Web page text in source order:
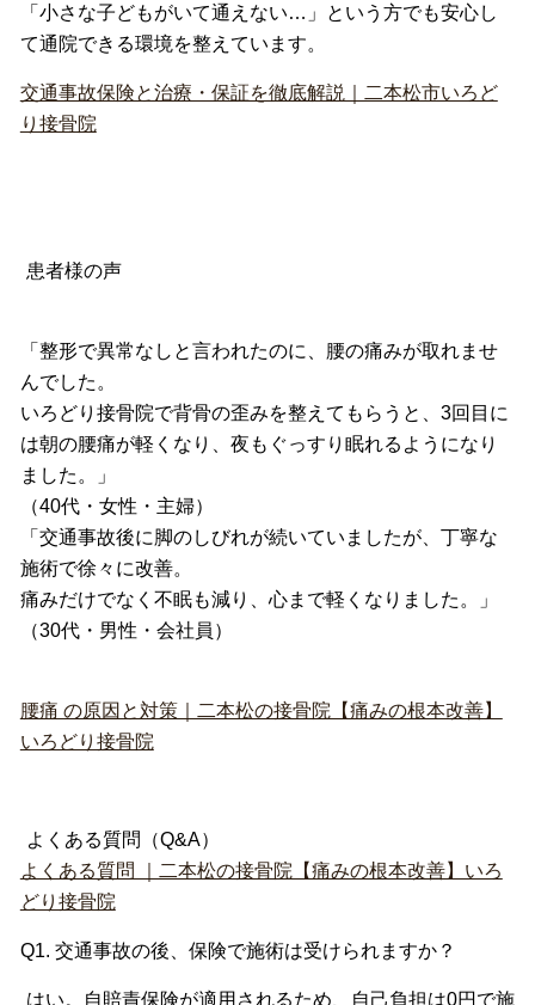
「小さな子どもがいて通えない…」
という方でも安心し
て通院できる環境を整えています。
交通事故保険と治療・保証を徹底解説｜二本松市いろど
り接骨院
患者様の声
「整形で異常なしと言われたのに、腰の痛みが取れませ
んでした。
いろどり接骨院で背骨の歪みを整えてもらうと、 3回目に
は朝の腰痛が軽くなり、 夜もぐっすり眠れるようになり
ました。」
（40代・女性・主婦）
「交通事故後に脚のしびれが続いていましたが、 丁寧な
施術で徐々に改善。
痛みだけでなく不眠も減り、心まで軽くなりました。」
（30代・男性・会社員）
腰痛 の原因と対策｜二本松の接骨院【痛みの根本改善】
いろどり接骨院
よくある質問（Q&A）
よくある質問 ｜二本松の接骨院【痛みの根本改善】いろ
どり接骨院
Q1. 交通事故の後、保険で施術は受けられますか？
はい。自賠責保険が適用されるため、
自己負担は0円で施